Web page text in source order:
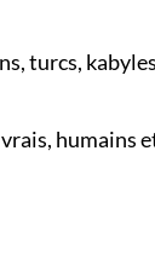
turcs,
humains